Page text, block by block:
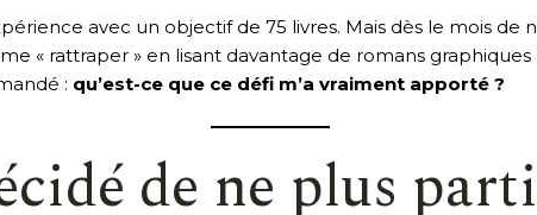
avec un objectif de 75 livres. Mais dès le mois
« rattraper » en lisant davantage de romans
: qu’est-ce que ce défi m’a vraiment apporté ?
de ne plus